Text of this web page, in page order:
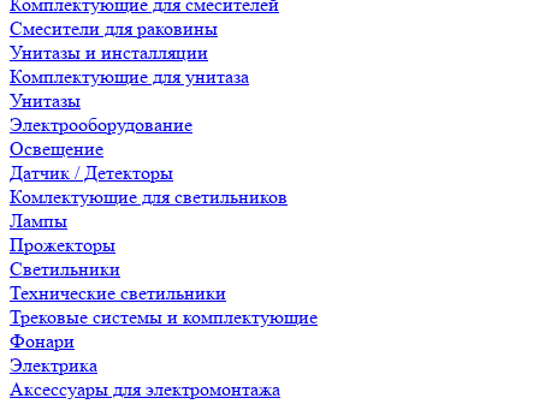
Смесители для раковины
Унитазы и инсталляции
Комплектующие для унитаза
Унитазы
Электрооборудование
Освещение
Датчик / Детекторы
Комлектующие для светильников
Лампы
Прожекторы
Светильники
Технические светильники
Трековые системы и комплектующие
Фонари
Электрика
Аксессуары для электромонтажа